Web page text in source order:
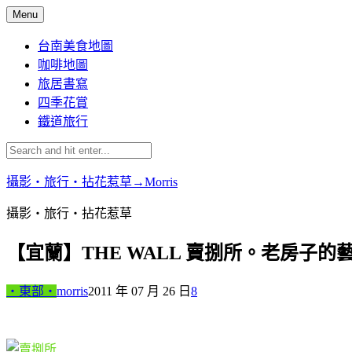
Skip
to
content
Menu
台南美食地圖
咖啡地圖
旅居書寫
四季花賞
鐵道旅行
攝影‧旅行‧拈花惹草→Morris
攝影‧旅行‧拈花惹草
【宜蘭】THE WALL 賣捌所。老房子的
‧東部‧ morris2011 年 07 月 26 日 8